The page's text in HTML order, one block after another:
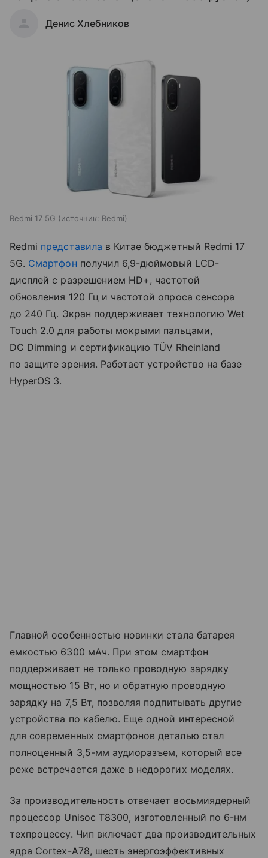
Денис Хлебников
Redmi 17 5G источник: Redmi
Redmi представила в Китае бюджетный Redmi 17
5G. Смартфон получил 6,9-дюймовый LCD-
дисплей с разрешением HD+, частотой
обновления 120 Гц и частотой опроса сенсора
до 240 Гц. Экран поддерживает технологию Wet
Touch 2.0 для работы мокрыми пальцами,
DC Dimming и сертификацию TÜV Rheinland
по защите зрения. Работает устройство на базе
HyperOS 3.
Главной особенностью новинки стала батарея
емкостью 6300 мАч. При этом смартфон
поддерживает не только проводную зарядку
мощностью 15 Вт, но и обратную проводную
зарядку на 7,5 Вт, позволяя подпитывать другие
устройства по кабелю. Еще одной интересной
для современных смартфонов деталью стал
полноценный 3,5-мм аудиоразъем, который все
реже встречается даже в недорогих моделях.
За производительность отвечает восьмиядерный
процессор Unisoc T8300, изготовленный по 6-нм
техпроцессу. Чип включает два производительных
ядра Cortex-A78, шесть энергоэффективных